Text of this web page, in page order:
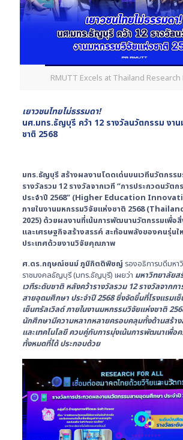
RMUTT Excels at Thailand Research
เยาวชนไทยไม่ธรรมดา!
นศ.มทร.ธัญบุรี คว้า 12 รางวัลนวัตกรรม งา
ชาติ 2568
มทร.ธัญบุรี สร้างผลงานโดดเด่นบนเวทีนวัตกรรม
รางวัลรวม 12 รางวัลจากเวที “การประกวดนวัต
ประจำปี 2568” (Higher Education
ภายในงานมหกรรมวิจัยแห่งชาติ 2568
2025) ด้วยผลงานที่เน้นการพัฒนานวัตกรรมเพื่อ
และเศรษฐกิจสร้างสรรค์ สะท้อนพลังของคนรุ่น
ประเทศด้วยงานวิจัยคุณภาพ
ศ.ดร.กฤษณ์ชนม์ ภูมิกิตติพิชญ์ รองอธิการบดีมหา
ราชมงคลธัญบุรี (มทร.ธัญบุรี) เผยว่า มหาวิทยาลัยส
เวทีระดับชาติ หลังคว้ารางวัลรวม 12 รางวัลจากก
สายอุดมศึกษา ประจำปี 2568 ซึ่งจัดขึ้นที่โรงแรมเ
เซ็นทรัลเวิลด์ ภายในงานมหกรรมวิจัยแห่งชาติ
นักศึกษามีความหลากหลายครอบคลุมทั้งด้านสร้า
และเทคโนโลยี ควบคู่กับการมุ่งเน้นการพัฒนาเพื่อ
ทั้งหมดที่ได้ ประกอบด้วย